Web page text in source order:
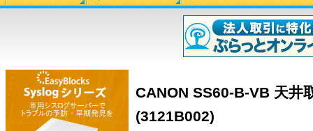
CANON SS60-B-VB 天井
(3121B002)